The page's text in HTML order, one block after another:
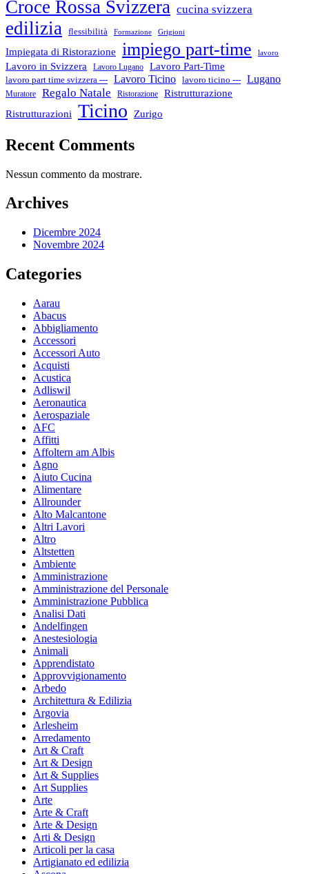
Croce Rossa Svizzera cucina svizzera
edilizia flessibilità Formazione Grigioni
Impiegata di Ristorazione impiego part-time lavoro
Lavoro in Svizzera Lavoro Lugano Lavoro Part-Time
lavoro part time svizzera --- Lavoro Ticino lavoro ticino --- Lugano
Muratore Regalo Natale Ristorazione
Ristrutturazione
Ristrutturazioni
Ticino Zurigo
Recent Comments
Nessun commento da mostrare.
Archives
Dicembre 2024
Novembre 2024
Categories
Aarau
Abacus
Abbigliamento
Accessori
Accessori Auto
Acquisti
Acustica
Adliswil
Aeronautica
Aerospaziale
AFC
Affitti
Affoltern am Albis
Agno
Aiuto Cucina
Alimentare
Allrounder
Alto Malcantone
Altri Lavori
Altro
Altstetten
Ambiente
Amministrazione
Amministrazione del Personale
Amministrazione Pubblica
Analisi Dati
Andelfingen
Anestesiologia
Animali
Apprendistato
Approvvigionamento
Arbedo
Architettura & Edilizia
Argovia
Arlesheim
Arredamento
Art & Craft
Art & Design
Art & Supplies
Art Supplies
Arte
Arte & Craft
Arte & Design
Arti & Design
Articoli per la casa
Artigianato ed edilizia